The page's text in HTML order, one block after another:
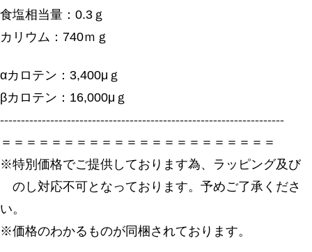
食塩相当量：0.3ｇ
カリウム：740ｍｇ
αカロテン：3,400μｇ
βカロテン：16,000μｇ
--------------------------------------------------------------------
＝＝＝＝＝＝＝＝＝＝＝＝＝＝＝＝＝＝＝＝＝＝
※特別価格でご提供しております為、ラッピング及び
のし対応不可となっております。予めご了承くださ
い。
※価格のわかるものが同梱されております。